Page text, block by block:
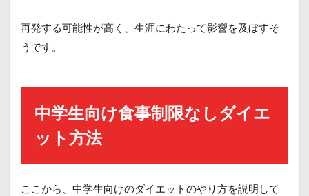
再発する可能性が高く、生涯にわたって影響を及ぼすそ
うです。
中学生向け食事制限なしダイエ
ット方法
ここから、中学生向けのダイエットのやり方を説明して